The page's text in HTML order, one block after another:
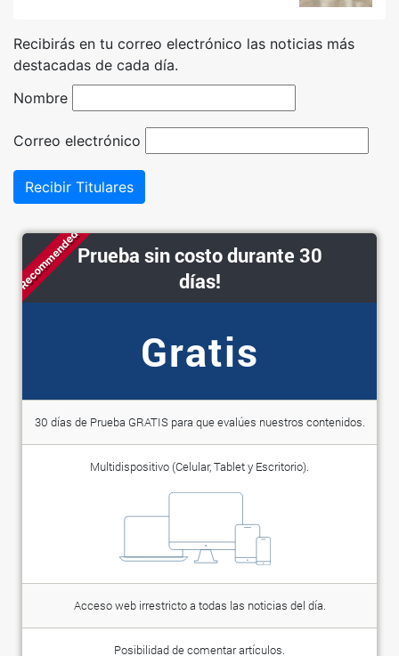
Recibirás en tu correo electrónico las noticias más
destacadas de cada día.
Nombre
Correo electrónico
Recibir Titulares
RecommendedPrueba sin costo durante 30
días!
Gratis
30 días de Prueba GRATIS para que evalúes nuestros contenidos.
Multidispositivo (Celular, Tablet y Escritorio).
Acceso web irrestricto a todas las noticias del día.
Posibilidad de comentar artículos.